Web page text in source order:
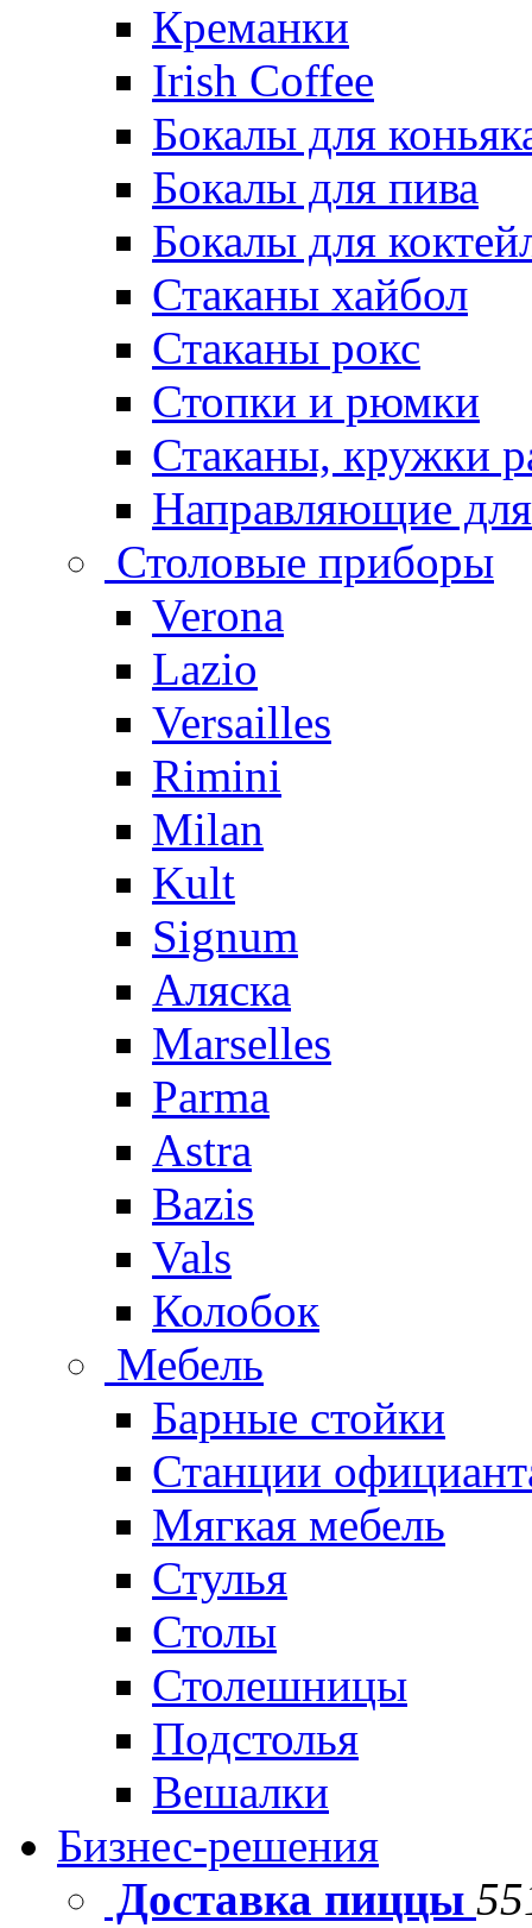
Креманки
Irish Coffee
Бокалы для
Бокалы для пива
Бокалы для
Стаканы хайбол
Стаканы рокс
Стопки и рюмки
Стаканы, кружки
Направляющие
Столовые приборы
Verona
Lazio
Versailles
Rimini
Milan
Kult
Signum
Аляска
Marselles
Parma
Astra
Bazis
Vals
Колобок
Мебель
Барные стойки
Станции
Мягкая мебель
Стулья
Столы
Столешницы
Подстолья
Вешалки
Бизнес-решения
Доставка пиццы